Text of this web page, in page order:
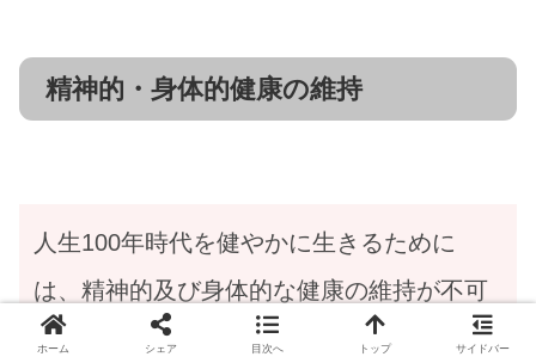
精神的・身体的健康の維持
人生100年時代を健やかに生きるために
は、精神的及び身体的な健康の維持が不可
欠です。長寿社会では、長い人生を質高く
ホーム シェア 目次へ トップ サイドバー